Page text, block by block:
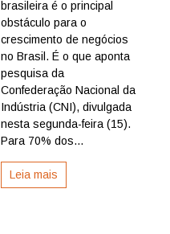
Para
70%
dos
empresários,
carga
tributária
é
o
principal
entrave,
pesquisa
da
brasileira é o principal
obstáculo para o
crescimento de negócios
no Brasil. É o que aponta
pesquisa da
Confederação Nacional da
Indústria (CNI), divulgada
nesta segunda-feira (15).
Para 70% dos...
Leia mais